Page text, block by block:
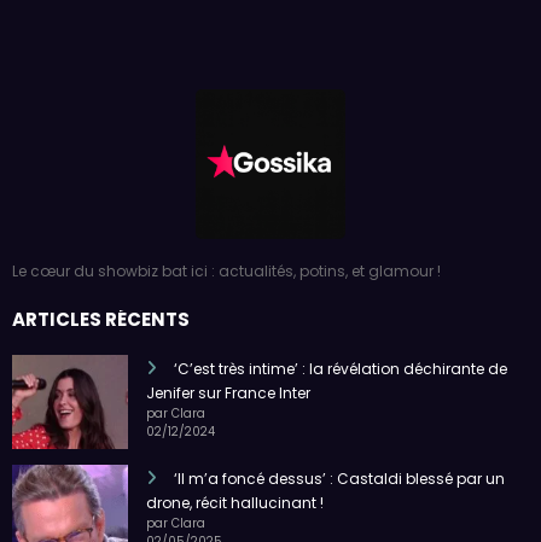
Le cœur du showbiz bat ici : actualités, potins, et glamour !
ARTICLES RÉCENTS
‘C’est très intime’ : la révélation déchirante de
Jenifer sur France Inter
par Clara
02/12/2024
‘Il m’a foncé dessus’ : Castaldi blessé par un
drone, récit hallucinant !
par Clara